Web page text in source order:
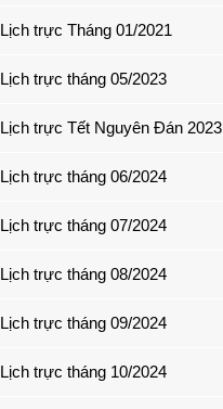
Lịch trực Tháng 01/2021
Lịch trực tháng 05/2023
Lịch trực Tết Nguyên Đán 2023
Lịch trực tháng 06/2024
Lịch trực tháng 07/2024
Lịch trực tháng 08/2024
Lịch trực tháng 09/2024
Lịch trực tháng 10/2024